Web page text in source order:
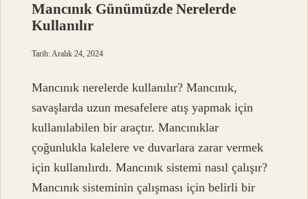
Mancınık Günümüzde Nerelerde
Kullanılır
Tarih: Aralık 24, 2024
Mancınık nerelerde kullanılır? Mancınık,
savaşlarda uzun mesafelere atış yapmak için
kullanılabilen bir araçtır. Mancınıklar
çoğunlukla kalelere ve duvarlara zarar vermek
için kullanılırdı. Mancınık sistemi nasıl çalışır?
Mancınık sisteminin çalışması için belirli bir